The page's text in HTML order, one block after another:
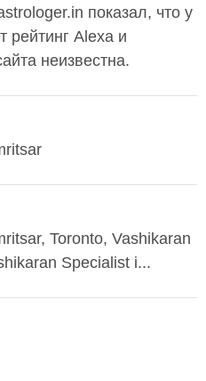
показал, что у
рейтинг Alexa и
неизвестна.
Toronto, Vashikaran
Specialist i...